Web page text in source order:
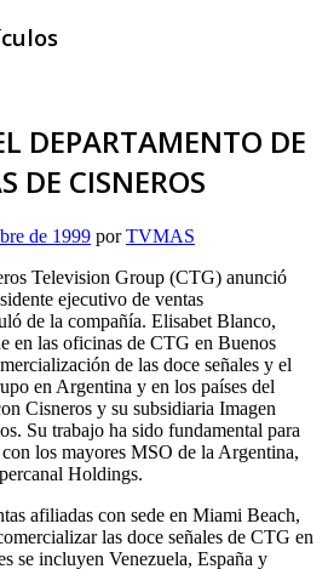
DEPARTAMENTO DE
DE CISNEROS
de 1999 porTVMAS
Television Group (CTG) anunció
ejecutivo de ventas
de la compañía. Elisabet Blanco,
en las oficinas de CTG en Buenos
de las doce señales y el
en Argentina y en los países del
Cisneros y su subsidiaria Imagen
Su trabajo ha sido fundamental para
los mayores MSO de la Argentina,
Holdings.
afiliadas con sede en Miami Beach,
las doce señales de CTG en
se incluyen Venezuela, España y